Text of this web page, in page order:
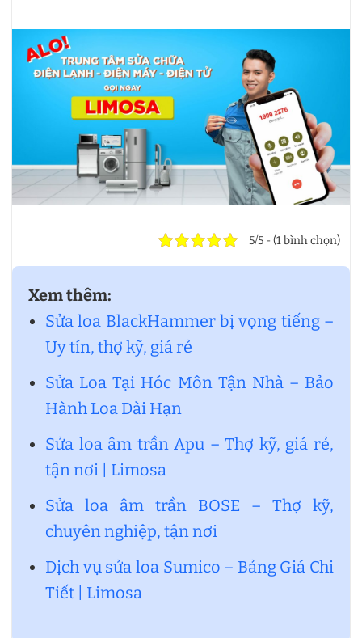
5/5 - (1 bình chọn)
Xem thêm:
Sửa loa BlackHammer bị vọng tiếng –
Uy tín, thợ kỹ, giá rẻ
Sửa Loa Tại Hóc Môn Tận Nhà – Bảo
Hành Loa Dài Hạn
Sửa loa âm trần Apu – Thợ kỹ, giá rẻ,
tận nơi | Limosa
Sửa loa âm trần BOSE – Thợ kỹ,
chuyên nghiệp, tận nơi
Dịch vụ sửa loa Sumico – Bảng Giá Chi
Tiết | Limosa